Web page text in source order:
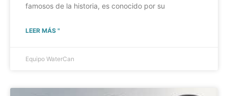
famosos de la historia, es conocido por su
LEER MÁS "
Equipo WaterCan